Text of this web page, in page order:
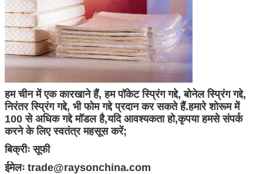
हम चीन में एक कारखाने हैं, हम पॉकेट स्प्रिंग गद्दे, बोनेल स्प्रिंग गद्दे,
निरंतर स्प्रिंग गद्दे, भी फोम गद्दे प्रदान कर सकते हैं.हमारे शोरूम में
100 से अधिक गद्दे मॉडल है,यदि आवश्यकता हो,कृपया हमसे संपर्क
करने के लिए स्वतंत्र महसूस करें;
बिक्रीः सूफी
ईमेलः trade@raysonchina.com